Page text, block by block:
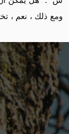
ومع ذلك ، نعم ،